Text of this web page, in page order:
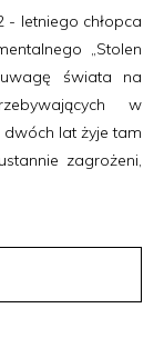
- letniego chłopca
„Stolen
świata na
w
lat żyje tam
zagrożeni,